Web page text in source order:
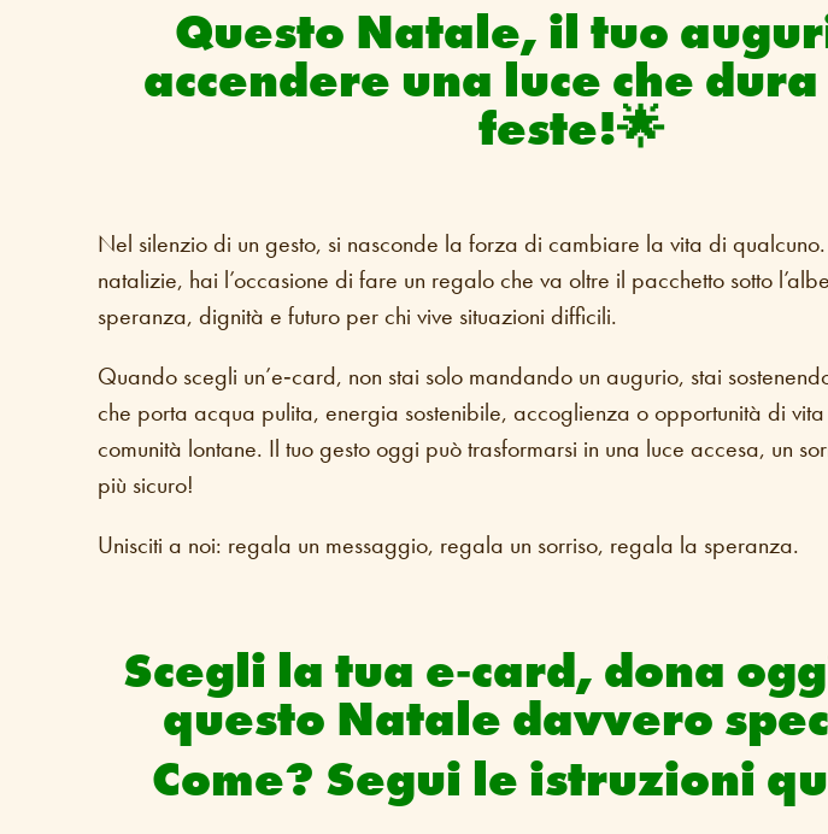
Questo Natale, il tuo
accendere una luce che
feste!🌟
Nel silenzio di un gesto, si nasconde la forza di cambiare la vita di
natalizie, hai l’occasione di fare un regalo che va oltre il pacchetto sotto
speranza, dignità e futuro per chi vive situazioni difficili.
Quando scegli un’e‑card, non stai solo mandando un augurio, stai
che porta acqua pulita, energia sostenibile, accoglienza o opportunità di
comunità lontane. Il tuo gesto oggi può trasformarsi in una luce accesa, un
più sicuro!
Unisciti a noi: regala un messaggio, regala un sorriso, regala la speranza.
Scegli la tua e‑card, dona
questo Natale davvero
Come? Segui le istruzioni